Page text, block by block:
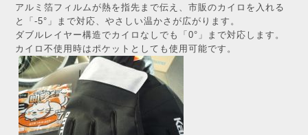
アルミ箔フィルムが熱を指先まで伝え、市販のカイロを入れる
と「-5°」まで対応、やさしい温かさが広がります。
ダブルレイヤー構造でカイロなしでも「0°」まで対応します。
カイロ不使用時はポケットとしても使用可能です。